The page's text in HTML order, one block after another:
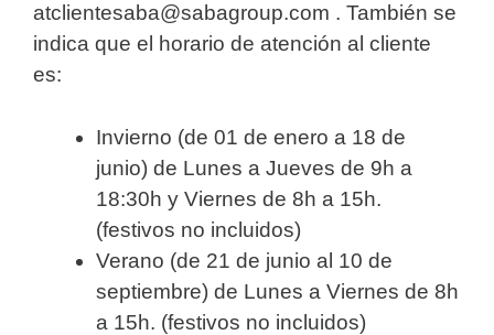
atclientesaba@sabagroup.com . También se
indica que el horario de atención al cliente
es:
Invierno (de 01 de enero a 18 de
junio) de Lunes a Jueves de 9h a
18:30h y Viernes de 8h a 15h.
(festivos no incluidos)
Verano (de 21 de junio al 10 de
septiembre) de Lunes a Viernes de 8h
a 15h. (festivos no incluidos)